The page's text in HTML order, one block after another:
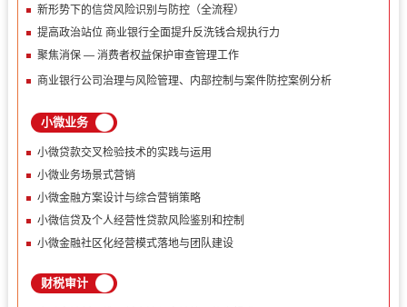
新形势下的信贷风险识别与防控（全流程）
提高政治站位 商业银行全面提升反洗钱合规执行力
聚焦消保 — 消费者权益保护审查管理工作
商业银行公司治理与风险管理、内部控制与案件防控案例分析
小微业务
小微贷款交叉检验技术的实践与运用
小微业务场景式营销
小微金融方案设计与综合营销策略
小微信贷及个人经营性贷款风险鉴别和控制
小微金融社区化经营模式落地与团队建设
财税审计